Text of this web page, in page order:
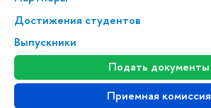
Достижения студентов
Выпускники
Подать документы
Приемная комиссия